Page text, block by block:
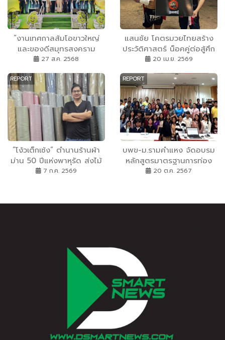
“งานเทศกาลส้มโอขาวใหญ่
และของดีสมุทรสงคราม
ประจำปี 2568” ตามโครงการ
ขาวใหญ่ และสินค้าเกษตร ปี
2568 จังหวัดสมุทรสงคราม
27 ส.ค. 2568
แสนชัย โคตรมวยไทยสร้าง
ประวัติศาสตร์ น็อคคู่ต่อสู้ศึก
ไทย ไฟท์ ชั่วพริบตา KNOCK
20 เม.ย. 2569
REPORT
“โง้วเต็กเซ้ง” ตำนานร้านผ้า
ม่าน 50 ปีแห่งพาหุรัด ส่งไม้
ต่อทายาทรุ่นที่ 3 ยกร้านขึ้น
จากร้านห้องแถวบนถนน
เต็กเซ้ง) พิสูจน์ว่างานฝีมือ
แบบดั้งเดิมไปต่อได้ในโลก
ออนไลน์ ด้วยจุดยืนเดียวกับ
วันแรก: โรงงานตัดเย็บของ
ผลิต และงานติดตั้งที่ประณีต
7 ก.ค. 2569
REPORT
บพข-ม.รามคำแหง จัดอบรม
หลักสูตรมาตรฐานการท่อง
เที่ยวทางทะเลคาร์บอนสุทธิ
จังหวัดชุมพร
20 ต.ค. 2567